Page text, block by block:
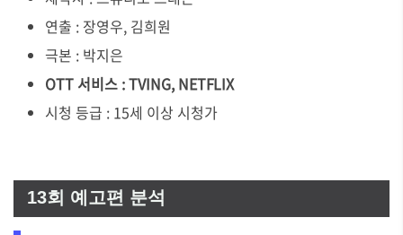
연출 : 장영우, 김희원
극본 : 박지은
OTT 서비스 : TVING, NETFLIX
시청 등급 : 15세 이상 시청가
13회 예고편 분석